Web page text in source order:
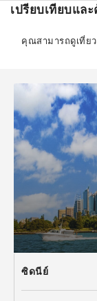
เปรียบเทียบแล
คุณสามารถดูเที่ย
ซิดนีย์